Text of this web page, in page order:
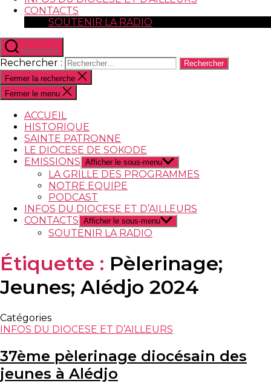
CONTACTS
SOUTENIR LA RADIO
Recherche
Rechercher :
Fermer la recherche
Fermer le menu
ACCUEIL
HISTORIQUE
SAINTE PATRONNE
LE DIOCESE DE SOKODE
EMISSIONS Afficher le sous-menu
LA GRILLE DES PROGRAMMES
NOTRE EQUIPE
PODCAST
INFOS DU DIOCESE ET D’AILLEURS
CONTACTS Afficher le sous-menu
SOUTENIR LA RADIO
Étiquette : Pèlerinage;
Jeunes; Alédjo 2024
Catégories
INFOS DU DIOCESE ET D’AILLEURS
37ème pèlerinage diocésain des
jeunes à Alédjo